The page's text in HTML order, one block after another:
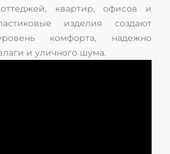
квартир, офисов и
изделия создают
комфорта, надежно
и уличного шума.